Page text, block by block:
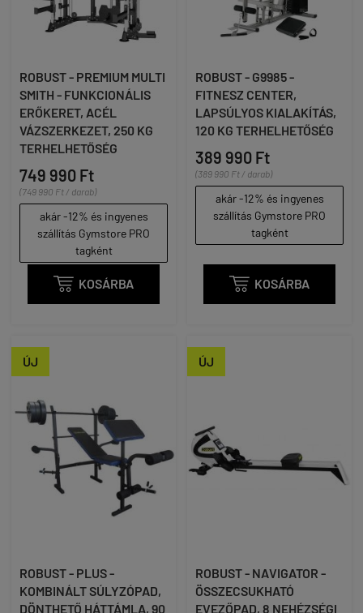
ROBUST - PREMIUM MULTI
SMITH - FUNKCIONÁLIS
ERŐKERET, ACÉL
VÁZSZERKEZET, 250 KG
TERHELHETŐSÉG
749 990 Ft
(749 990 Ft / darab)
akár -12% és ingyenes
szállítás Gymstore PRO
tagként
 KOSÁRBA
ROBUST - G9985 -
FITNESZ CENTER,
LAPSÚLYOS KIALAKÍTÁS,
120 KG TERHELHETŐSÉG
389 990 Ft
(389 990 Ft / darab)
akár -12% és ingyenes
szállítás Gymstore PRO
tagként
 KOSÁRBA
ÚJ
ROBUST - PLUS -
KOMBINÁLT SÚLYZÓPAD,
DÖNTHETŐ HÁTTÁMLA, 90
ÚJ
ROBUST - NAVIGATOR -
ÖSSZECSUKHATÓ
EVEZŐPAD, 8 NEHÉZSÉGI